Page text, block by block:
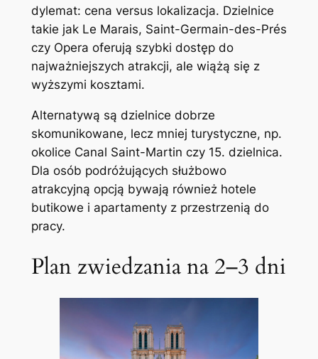
dylemat: cena versus lokalizacja. Dzielnice
takie jak Le Marais, Saint-Germain-des-Prés
czy Opera oferują szybki dostęp do
najważniejszych atrakcji, ale wiążą się z
wyższymi kosztami.
Alternatywą są dzielnice dobrze
skomunikowane, lecz mniej turystyczne, np.
okolice Canal Saint-Martin czy 15. dzielnica.
Dla osób podróżujących służbowo
atrakcyjną opcją bywają również hotele
butikowe i apartamenty z przestrzenią do
pracy.
Plan zwiedzania na 2–3 dni